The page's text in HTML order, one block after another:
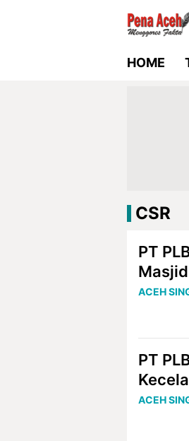
HOME
CSR
PT
Masjid
ACEH
PT
ACEH